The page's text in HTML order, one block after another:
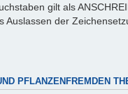
gilt als
Auslassen der
PFLANZENFREMDEN